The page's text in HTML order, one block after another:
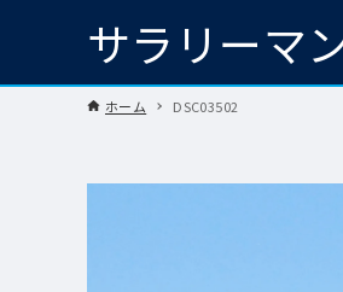
サラリーマ
ホーム DSC03502